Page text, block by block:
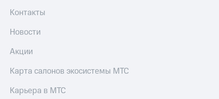
Контакты
Новости
Акции
Карта салонов экосистемы МТС
Карьера в МТС